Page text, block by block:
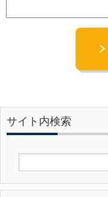
サイト内検索